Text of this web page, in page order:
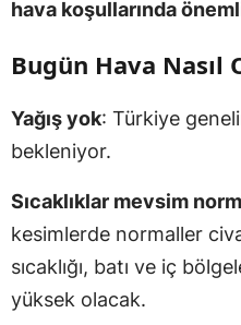
hava koşullarında
Bugün Hava Nasıl
Yağış yok: Türkiye
bekleniyor.
Sıcaklıklar mevsim
kesimlerde normaller
sıcaklığı, batı ve iç
yüksek olacak.